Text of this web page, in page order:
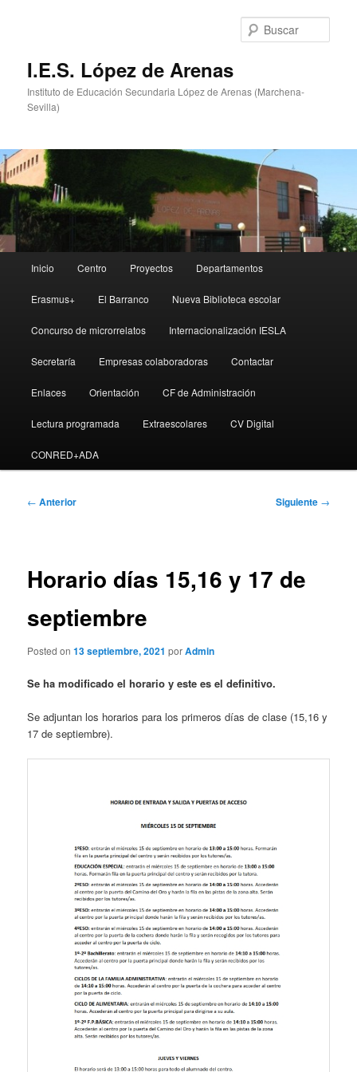
I.E.S. López de Arenas
Instituto de Educación Secundaria López de Arenas (Marchena-
Sevilla)
principal
Inicio Centro Proyectos Departamentos
Erasmus+ El Barranco Nueva Biblioteca escolar
Concurso de microrrelatos Internacionalización IESLA
Secretaría Empresas colaboradoras Contactar
Enlaces Orientación CF de Administración
Lectura programada Extraescolares CV Digital
CONRED+ADA
Navegación
← Anterior Siguiente →
Horario días 15,16 y 17 de
septiembre
Posted on13 septiembre, 2021 porAdmin
Se ha modificado el horario y este es el definitivo.
Se adjuntan los horarios para los primeros días de clase (15,16 y
17 de septiembre).